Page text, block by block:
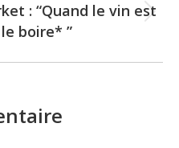
post:
: “Quand le vin est
boire* ”